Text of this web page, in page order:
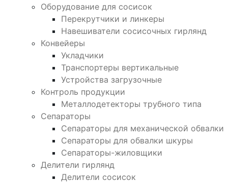
Оборудование для сосисок
Перекрутчики и линкеры
Навешиватели сосисочных гирлянд
Конвейеры
Укладчики
Транспортеры вертикальные
Устройства загрузочные
Контроль продукции
Металлодетекторы трубного типа
Сепараторы
Сепараторы для механической обвалки
Сепараторы для обвалки шкуры
Сепараторы-жиловщики
Делители гирлянд
Делители сосисок